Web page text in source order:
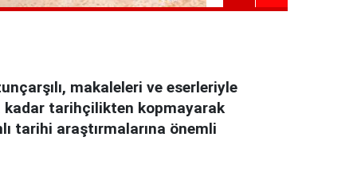
makaleleri ve eserleriyle
kadar tarihçilikten kopmayarak
tarihi araştırmalarına önemli